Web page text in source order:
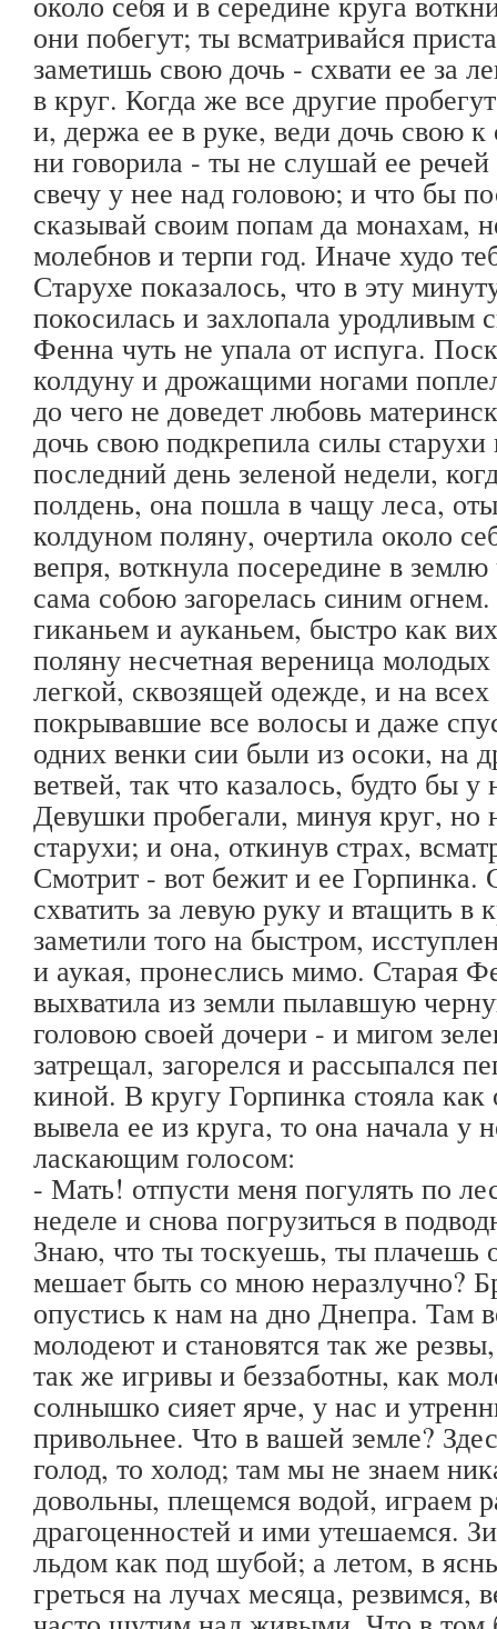
они побегут; ты всматривайся
заметишь свою дочь - схвати ее за
в круг. Когда же все другие
и, держа ее в руке, веди дочь свою
ни говорила - ты не слушай ее
свечу у нее над головою; и что бы
сказывай своим попам да монахам,
молебнов и терпи год. Иначе худо
Старухе показалось, что в эту
покосилась и захлопала уродливым
Фенна чуть не упала от испуга.
колдуну и дрожащими ногами
до чего не доведет любовь
дочь свою подкрепила силы
последний день зеленой недели,
полдень, она пошла в чащу леса,
колдуном поляну, очертила около
вепря, воткнула посередине в
сама собою загорелась синим
гиканьем и ауканьем, быстро как
поляну несчетная вереница
легкой, сквозящей одежде, и на
покрывавшие все волосы и даже
одних венки сии были из осоки, на
ветвей, так что казалось, будто бы
Девушки пробегали, минуя круг, но
старухи; и она, откинув страх,
Смотрит - вот бежит и ее Горпинка.
схватить за левую руку и втащить в
заметили того на быстром,
и аукая, пронеслись мимо. Старая
выхватила из земли пылавшую
головою своей дочери - и мигом
затрещал, загорелся и рассыпался
киной. В кругу Горпинка стояла как
вывела ее из круга, то она начала у
ласкающим голосом:
- Мать! отпусти меня погулять по
неделе и снова погрузиться в
Знаю, что ты тоскуешь, ты плачешь
мешает быть со мною неразлучно?
опустись к нам на дно Днепра. Там
молодеют и становятся так же
так же игривы и беззаботны, как
солнышко сияет ярче, у нас и
привольнее. Что в вашей земле?
голод, то холод; там мы не знаем
довольны, плещемся водой, играем
драгоценностей и ими утешаемся.
льдом как под шубой; а летом, в
греться на лучах месяца, резвимся,